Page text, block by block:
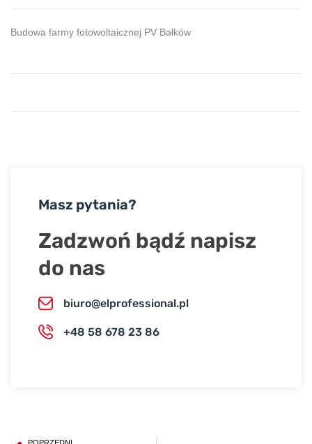
Masz pytania?
Zadzwoń bądź napisz
do nas
biuro@elprofessional.pl
+48 58 678 23 86
Budowa farmy fotowoltaicznej PV Bałków